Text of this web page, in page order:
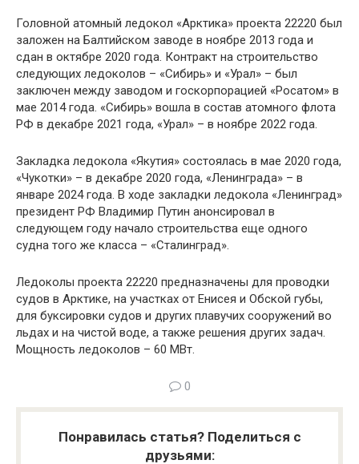
Головной атомный ледокол «Арктика» проекта 22220 был
заложен на Балтийском заводе в ноябре 2013 года и
сдан в октябре 2020 года. Контракт на строительство
следующих ледоколов – «Сибирь» и «Урал» – был
заключен между заводом и госкорпорацией «Росатом» в
мае 2014 года. «Сибирь» вошла в состав атомного флота
РФ в декабре 2021 года, «Урал» – в ноябре 2022 года.
Закладка ледокола «Якутия» состоялась в мае 2020 года,
«Чукотки» – в декабре 2020 года, «Ленинграда» – в
январе 2024 года. В ходе закладки ледокола «Ленинград»
президент РФ Владимир Путин анонсировал в
следующем году начало строительства еще одного
судна того же класса – «Сталинград».
Ледоколы проекта 22220 предназначены для проводки
судов в Арктике, на участках от Енисея и Обской губы,
для буксировки судов и других плавучих сооружений во
льдах и на чистой воде, а также решения других задач.
Мощность ледоколов – 60 МВт.
0
Понравилась статья? Поделиться с
друзьями: